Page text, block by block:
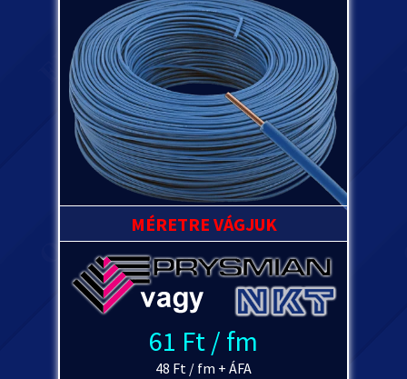
MÉRETRE VÁGJUK
61 Ft / fm
48 Ft / fm + ÁFA